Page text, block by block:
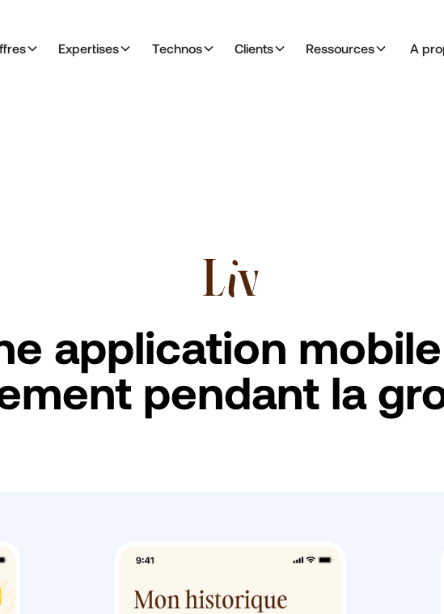
Expertises Technos Clients Ressources A
application
pendant la